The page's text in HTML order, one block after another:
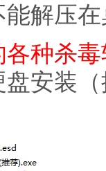
解压
种杀
安装